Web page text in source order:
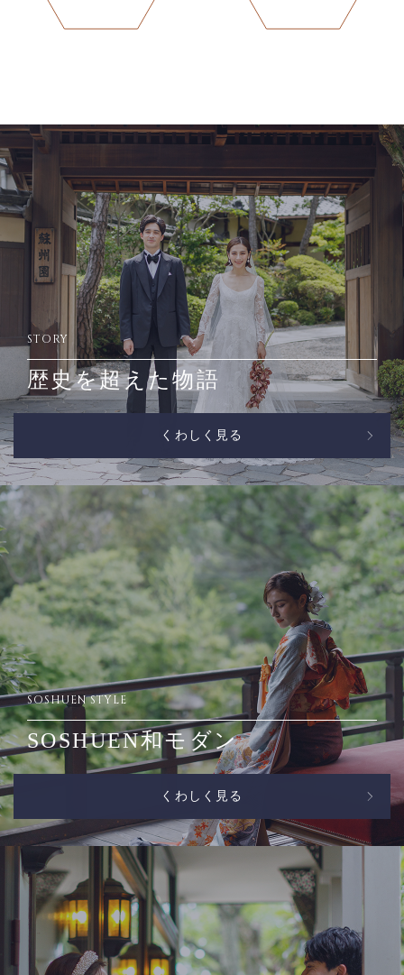
STORY
歴史を超えた物語
くわしく見る
SOSHUEN STYLE
SOSHUEN和モダン
くわしく見る